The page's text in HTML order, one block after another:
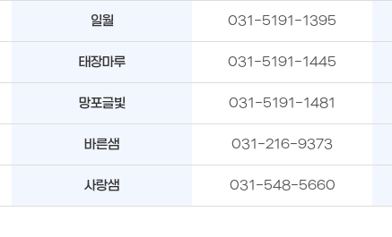
일월 031-5191-1395
태장마루 031-5191-1445
망포글빛 031-5191-1481
바른샘 031-216-9373
사랑샘 031-548-5660